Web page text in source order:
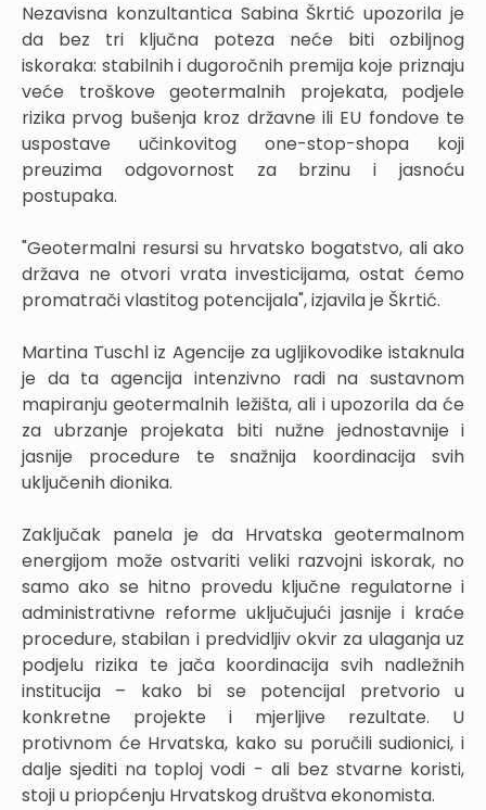
Nezavisna konzultantica Sabina Škrtić upozorila je
da bez tri ključna poteza neće biti ozbiljnog
iskoraka: stabilnih i dugoročnih premija koje priznaju
veće troškove geotermalnih projekata, podjele
rizika prvog bušenja kroz državne ili EU fondove te
uspostave učinkovitog one-stop-shopa koji
preuzima odgovornost za brzinu i jasnoću
postupaka.
"Geotermalni resursi su hrvatsko bogatstvo, ali ako
država ne otvori vrata investicijama, ostat ćemo
promatrači vlastitog potencijala", izjavila je Škrtić.
Martina Tuschl iz Agencije za ugljikovodike istaknula
je da ta agencija intenzivno radi na sustavnom
mapiranju geotermalnih ležišta, ali i upozorila da će
za ubrzanje projekata biti nužne jednostavnije i
jasnije procedure te snažnija koordinacija svih
uključenih dionika.
Zaključak panela je da Hrvatska geotermalnom
energijom može ostvariti veliki razvojni iskorak, no
samo ako se hitno provedu ključne regulatorne i
administrativne reforme uključujući jasnije i kraće
procedure, stabilan i predvidljiv okvir za ulaganja uz
podjelu rizika te jača koordinacija svih nadležnih
institucija – kako bi se potencijal pretvorio u
konkretne projekte i mjerljive rezultate. U
protivnom će Hrvatska, kako su poručili sudionici, i
dalje sjediti na toploj vodi - ali bez stvarne koristi,
stoji u priopćenju Hrvatskog društva ekonomista.